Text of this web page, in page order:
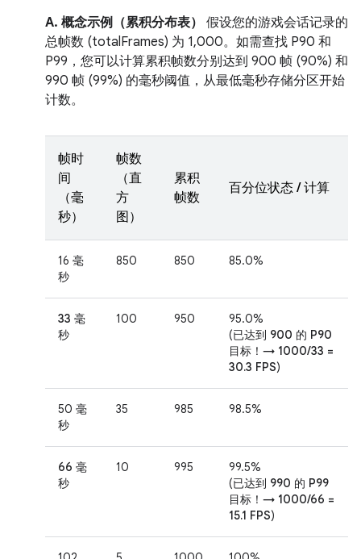
A. 概念示例（累积分布表）
假设您的游戏会话记录的
总帧数 (totalFrames) 为 1,000。如需查找 P90 和
P99，您可以计算累积帧数分别达到 900 帧 (90%) 和
990 帧 (99%) 的毫秒阈值，从最低毫秒存储分区开始
计数。
帧时
间
（毫
秒）
帧数
（直
方
图）
累积
帧数
百分位状态 / 计算
16 毫
秒
850 850 85.0%
33 毫
秒
100 950
95.0%
(已达到 900 的 P90
目标！→ 1000/33 =
30.3 FPS)
50 毫
秒
35 985 98.5%
66 毫
秒
10 995
99.5%
(已达到 990 的 P99
目标！→ 1000/66 =
15.1 FPS)